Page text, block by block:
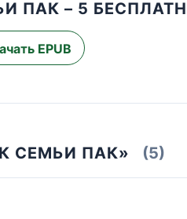
ПАК – 5
EPUB
СЕМЬИ ПАК» (5)